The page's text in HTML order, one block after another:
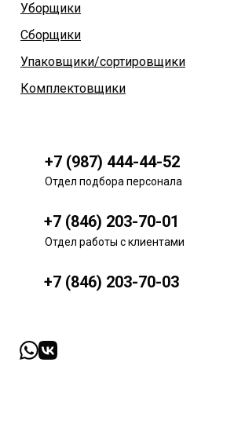
Комплектовщики
Упаковщики/сортировщики
Сборщики
Уборщики
Отдел работы с клиентами
+7 (846) 203-70-03
+7 (846) 203-70-01
+7 (987) 444-44-52
Отдел подбора персонала